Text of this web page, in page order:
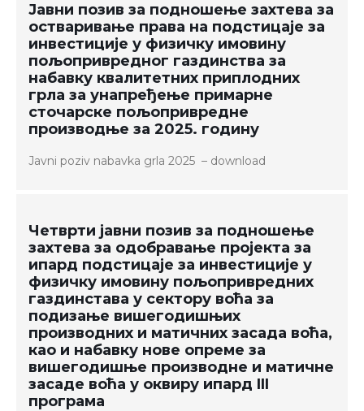
Јавни позив за подношење захтева за
остваривање права на подстицаје за
инвестиције у физичку имовину
пољопривредног газдинства за
набавку квалитетних приплодних
грла за унапређење примарне
сточарске пољопривредне
производње за 2025. годину
Јavni poziv nabavka grla 2025 – download
Четврти јавни позив за подношење
захтева за одобравање пројекта за
ипард подстицаје за инвестиције у
физичку имовину пољопривредних
газдинстава у сектору воћа за
подизање вишегодишњих
производних и матичних засада воћа,
као и набавку нове опреме за
вишегодишње производне и матичне
засаде воћа у оквиру ипард III
програма